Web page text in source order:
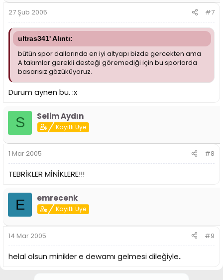
27 Şub 2005 #7
ultras341' Alıntı:
bütün spor dallarında en iyi altyapı bizde gercekten ama
A takımlar gerekli desteği göremediği için bu sporlarda
basarısız gözüküyoruz.
Durum aynen bu. :x
S Selim Aydın
Kayıtlı Üye
1 Mar 2005 #8
TEBRİKLER MİNİKLERE!!!
E emrecenk
Kayıtlı Üye
14 Mar 2005 #9
helal olsun minikler e dewamı gelmesi dileğiyle..